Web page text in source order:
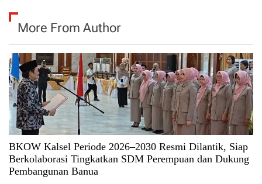
More From Author
BKOW Kalsel Periode 2026–2030 Resmi Dilantik, Siap
Berkolaborasi Tingkatkan SDM Perempuan dan Dukung
Pembangunan Banua